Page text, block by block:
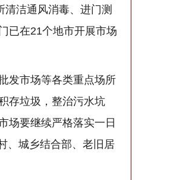
洁通风消毒、进门测
已在21个地市开展市场
发市场等各类重点场所
存垃圾，整治污水坑
场要继续严格落实一日
、城乡结合部、老旧居